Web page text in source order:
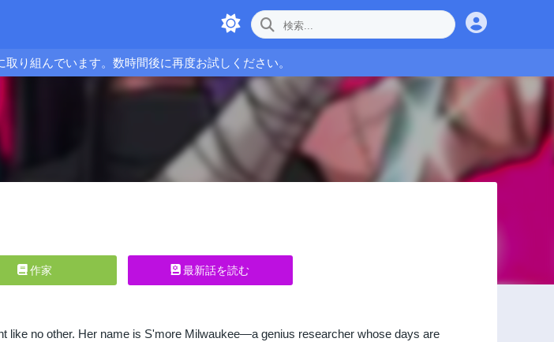
り組んでいます。数時間後に再度お試しください。
作家 最新話を読む
like no other. Her name is S'more Milwaukee—a genius researcher whose days are